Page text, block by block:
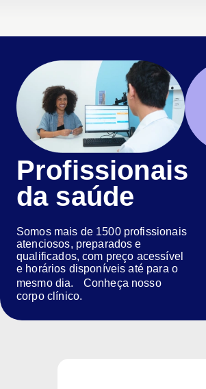
Profissionais
da saúde
Somos mais de 1500 profissionais
atenciosos, preparados e
qualificados, com preço acessível
e horários disponíveis até para o
mesmo dia. Conheça nosso
corpo clínico.